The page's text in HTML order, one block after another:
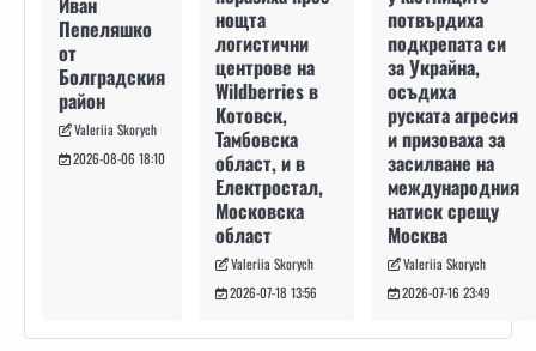
Пепеляшко
от
Болградския
район
Valeriia Skorych
2026-08-06 18:10
нощта
логистични
центрове на
Wildberries в
Котовск,
Тамбовска
област, и в
Електростал,
Московска
област
Valeriia Skorych
2026-07-18 13:56
потвърдиха
подкрепата си
за Украйна,
осъдиха
руската агресия
и призоваха за
засилване на
международния
натиск срещу
Москва
Valeriia Skorych
2026-07-16 23:49